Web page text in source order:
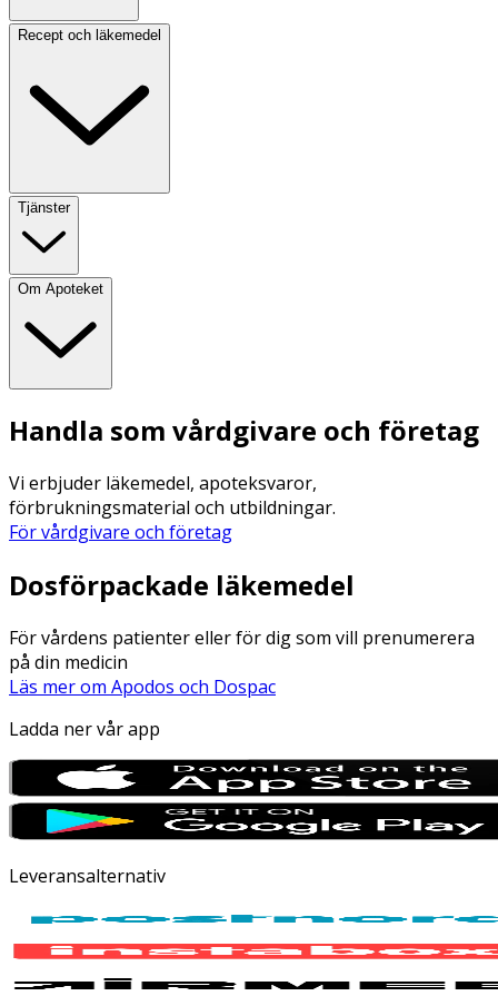
Recept och läkemedel
Tjänster
Om Apoteket
Handla som vårdgivare och företag
Vi erbjuder läkemedel, apoteksvaror,
förbrukningsmaterial och utbildningar.
För vårdgivare och företag
Dosförpackade läkemedel
För vårdens patienter eller för dig som vill prenumerera
på din medicin
Läs mer om Apodos och Dospac
Ladda ner vår app
Leveransalternativ